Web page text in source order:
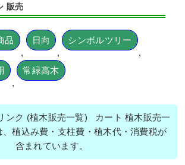
販売
品
,
日向
,
シンボルツリー
,
,
常緑高木
ンク (植木販売一覧) カート 植木販売一
、植込み費・支柱費・植木代・消費税が
含まれています。